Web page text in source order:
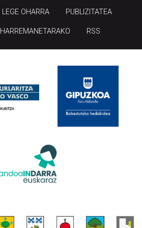
LEGE OHARRA PUBLIZITATEA
HARREMANETARAKO RSS